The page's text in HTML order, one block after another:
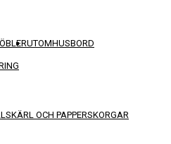
UTOMHUSBORD
OCH PAPPERSKORGAR